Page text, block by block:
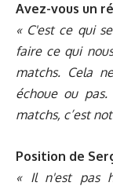
Avez-vous un
« C'est ce qui
faire ce qui
matchs. Cela
échoue ou
matchs, c’est
Position de
« Il n'est pas